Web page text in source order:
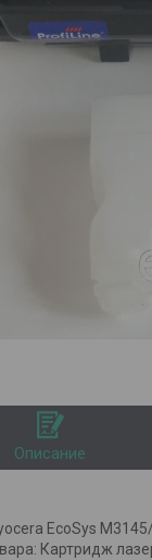
Описание
EcoSys
Картридж